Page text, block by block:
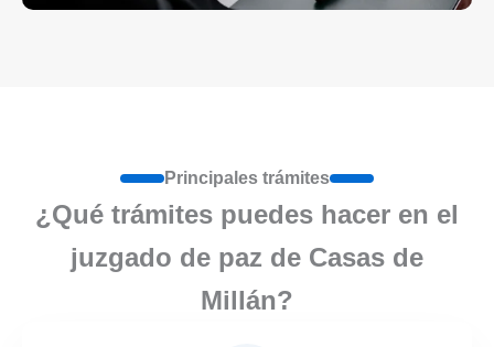
Principales trámites
¿Qué trámites puedes hacer en el
juzgado de paz de Casas de
Millán?